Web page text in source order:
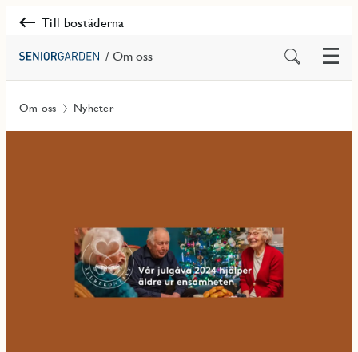
Till bostäderna
/ Om oss
Sök
innehåll
Meny
Om oss Nyheter